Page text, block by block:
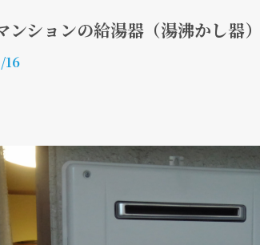
ションの給湯器（湯沸かし器
16